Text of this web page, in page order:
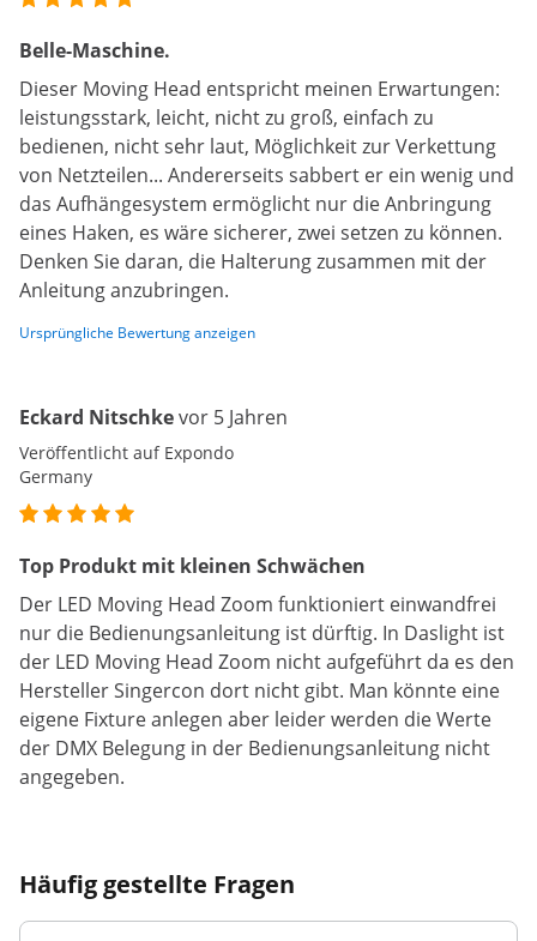
Belle-Maschine.
Dieser Moving Head entspricht meinen Erwartungen:
leistungsstark, leicht, nicht zu groß, einfach zu
bedienen, nicht sehr laut, Möglichkeit zur Verkettung
von Netzteilen... Andererseits sabbert er ein wenig und
das Aufhängesystem ermöglicht nur die Anbringung
eines Haken, es wäre sicherer, zwei setzen zu können.
Denken Sie daran, die Halterung zusammen mit der
Anleitung anzubringen.
Ursprüngliche Bewertung anzeigen
Eckard Nitschkevor 5 Jahren
Veröffentlicht auf Expondo
Germany
Top Produkt mit kleinen Schwächen
Der LED Moving Head Zoom funktioniert einwandfrei
nur die Bedienungsanleitung ist dürftig. In Daslight ist
der LED Moving Head Zoom nicht aufgeführt da es den
Hersteller Singercon dort nicht gibt. Man könnte eine
eigene Fixture anlegen aber leider werden die Werte
der DMX Belegung in der Bedienungsanleitung nicht
angegeben.
Häufig gestellte Fragen